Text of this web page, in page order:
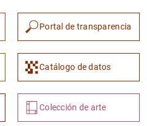
Portal de transparencia
Catálogo de datos
Colección de arte